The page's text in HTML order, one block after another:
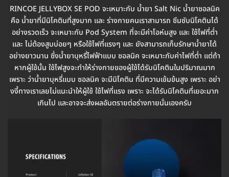
RINCOE JELLYBOX SE POD จะเหมาะกับ น้ำยา Salt Nic น้ำยาซอลนิค
คือ น้ำยาที่มีนิโคตินที่สูงมาก และ ร่างกายคนเราสามารถ ซึมซับนิโคตินได้
อย่างรวดเร็ว จะเหมาะกับ Pod System ที่จะมีค่าโอห์มสูง และ ใช้ไฟที่ต่ำ
และ ไม่ต้องสูบบ่อยๆ หรือใช้ไฟที่แรงๆ และ ยังสามารถเก็บรักษาน้ำยาได้
อย่างยาวนาน ซึ่งน้ำยาบุหรี่ไฟฟ้าแบบ ซอลนิค จะเหมาะกับค่าไฟที่ต่ำ แต่ถ้า
หากผู้ใช้นั้น ใช้ไฟสูงจะทำให้ร่างกายของผู้ใช้ได้รับนิโคตินในปริมาณมาก
เพราะ ว่าน้ำยาบุหรี่แบบ ซอลนิค จะมีนิโคติน ที่มีความเข้มข้นสูง เพราะ อย่า
งงี้ทางเราเลยไม่แนะนำให้ผู้ใช้ ใช้ไฟที่แรง เพราะ จะได้รับนิโคตินที่เยอะมาก
เกินไป และอาจจะส่งผลอันตรายต่อร่างกายนั่นเองครับ